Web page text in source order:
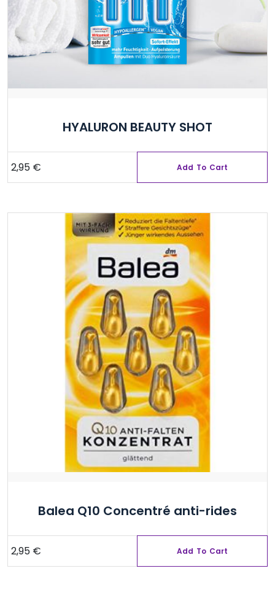
HYALURON BEAUTY SHOT
2,95 € Add To Cart
Balea Q10 Concentré anti-rides
2,95 € Add To Cart